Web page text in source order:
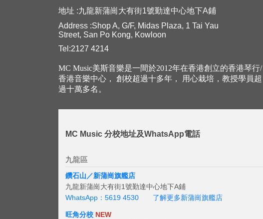
地址 :九龍新蒲崗大有街1號勤達中心地下A鋪
Address :Shop A, G/F, Midas Plaza, 1 Tai Yau
Street, San Po Kong, Kowloon
Tel:2127 4214
MC Music美斯音樂是一間於2012年在香港創立的香港琴行/
香港音樂中心， 創校超過十多年， 用心栽培，教授學員超
過十萬多名。
MC Music 分校地址及WhatsApp電話
九龍區
鑽石山／新蒲崗旗艦店
九龍新蒲崗大有街1號勤達中心地下A鋪
WhatsApp：5619 4530
了解更多新蒲崗旗艦店
旺角分校 NEW